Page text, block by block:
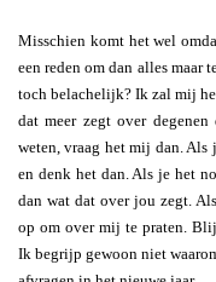
Misschien komt het wel
een reden om dan alles maar
toch belachelijk? Ik zal mij
dat meer zegt over
weten, vraag het mij dan. Als
en denk het dan. Als je het
dan wat dat over jou zegt.
op om over mij te praten.
Ik begrijp gewoon niet